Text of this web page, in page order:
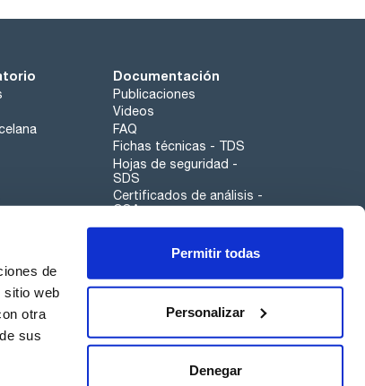
de
sitio web
otra
sus
Permitir todas
Personalizar
Denegar
Documentación
Publicaciones
Videos
FAQ
Fichas técnicas - TDS
Hojas de seguridad -
SDS
Certificados de análisis -
COA
Aplicaciones
Canal de denuncias